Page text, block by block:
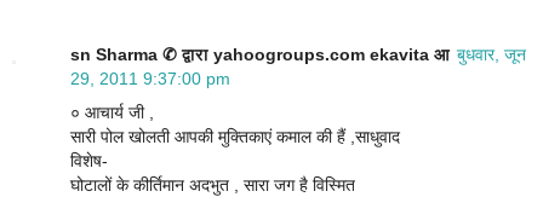
sn Sharma ✆ द्वारा yahoogroups.com ekavita आ बुधवार, जून
29, 2011 9:37:00 pm
० आचार्य जी ,
सारी पोल खोलती आपकी मुक्तिकाएं कमाल की हैं ,साधुवाद
विशेष-
घोटालों के कीर्तिमान अदभुत , सारा जग है विस्मित